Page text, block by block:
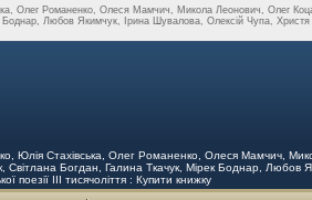
Олег Романенко, Олеся Мамчич, Микола Леонович, Олег
Боднар, Любов Якимчук, Ірина Шувалова, Олексій Чупа,
Юлія Стахівська, Олег Романенко, Олеся Мамчич,
Світлана Богдан, Галина Ткачук, Мірек Боднар, Любов
поезії III тисячоліття : Купити книжку